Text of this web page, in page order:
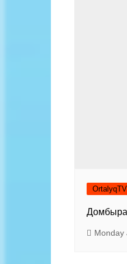
OrtalyqTV
Домбыра
Monday